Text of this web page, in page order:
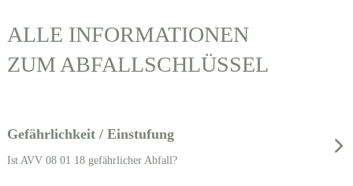
ALLE INFORMATIONEN
ZUM ABFALLSCHLÜSSEL
Gefährlichkeit / Einstufung
Ist AVV 08 01 18 gefährlicher Abfall?